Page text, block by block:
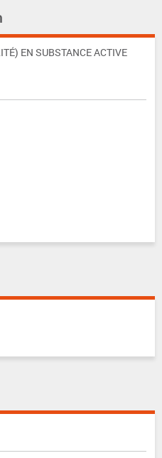
EN SUBSTANCE ACTIVE